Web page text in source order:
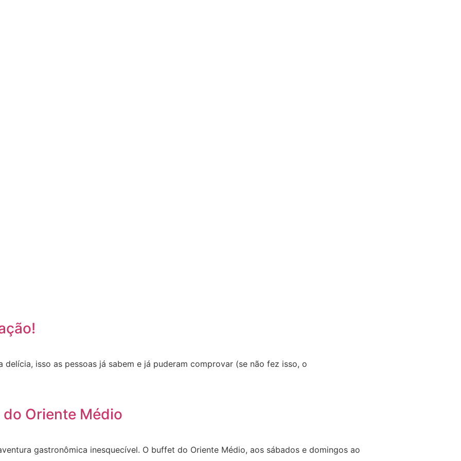
isso as pessoas já sabem e já puderam comprovar (se não fez isso, o
Oriente Médio
gastronômica inesquecível. O buffet do Oriente Médio, aos sábados e domingos ao